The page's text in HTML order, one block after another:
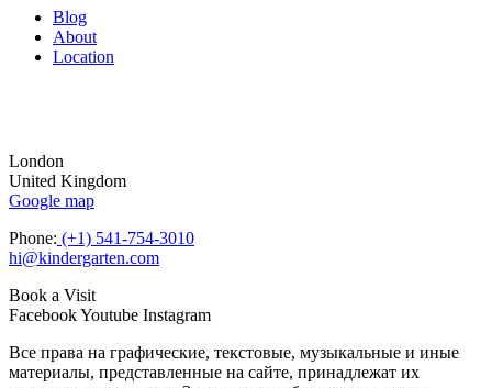
Blog
About
Location
London
United Kingdom
Google map
Phone: (+1) 541-754-3010
hi@kindergarten.com
Book a Visit
FacebookYoutube Instagram
Все права на графические, текстовые, музыкальные и иные
материалы, представленные на сайте, принадлежат их